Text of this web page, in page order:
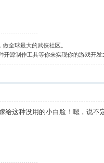
全球最大的武侠社区。
源制作工具等你来实现你的游戏开发
这种没用的小白脸！嗯，说不